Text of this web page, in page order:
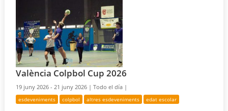
València Colpbol Cup 2026
19 juny 2026 - 21 juny 2026 |Todo el día |
esdeveniments colpbol altres esdeveniments edat escolar